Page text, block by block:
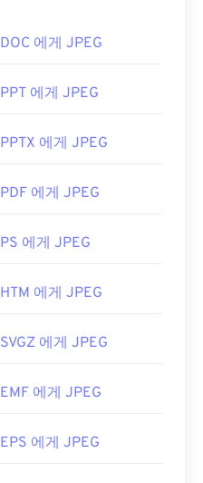
면JPG를 WebP로
있습니다. JPEG 파일을
스 오른쪽 버튼을 클릭
은 인기 웹 브라우저,
OS 애플리케이션에서
Group
DOC 에게 JPEG
PPT 에게 JPEG
PPTX 에게 JPEG
PDF 에게 JPEG
PS 에게 JPEG
HTM 에게 JPEG
SVGZ 에게 JPEG
EMF 에게 JPEG
EPS 에게 JPEG